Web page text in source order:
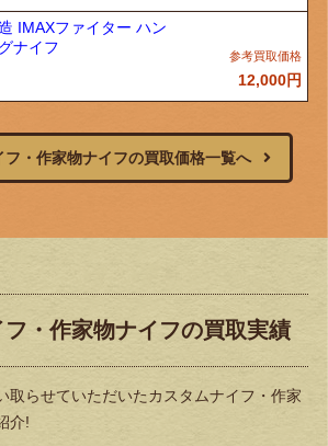
IMAXファイター ハン
ナイフ
12,000円
フ・作家物ナイフの買取価格一覧へ
・作家物ナイフの買取実績
取らせていただいたカスタムナイフ・作家
介!